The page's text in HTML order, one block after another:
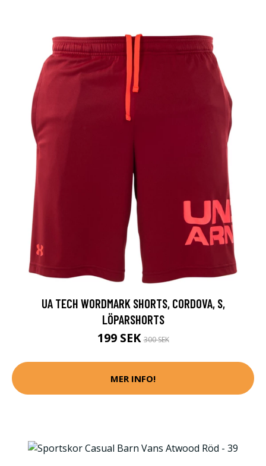
UA TECH WORDMARK SHORTS, CORDOVA, S,
LÖPARSHORTS
199 SEK300 SEK
MER INFO!